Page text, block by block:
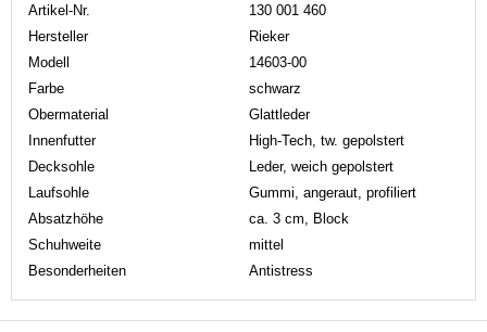
Artikel-Nr.
130 001 460
Hersteller
Rieker
Modell
14603-00
Farbe
schwarz
Obermaterial
Glattleder
Innenfutter
High-Tech, tw. gepolstert
Decksohle
Leder, weich gepolstert
Laufsohle
Gummi, angeraut, profiliert
Absatzhöhe
ca. 3 cm, Block
Schuhweite
mittel
Besonderheiten
Antistress